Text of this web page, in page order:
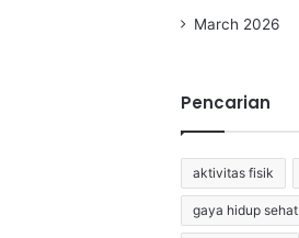
March 2026
Pencarian
aktivitas fisik
gaya hidup sehat